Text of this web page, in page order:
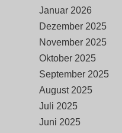
Januar 2026
Dezember 2025
November 2025
Oktober 2025
September 2025
August 2025
Juli 2025
Juni 2025